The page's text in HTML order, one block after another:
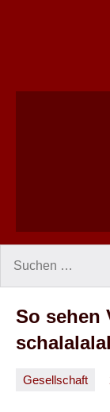
So sehen
Gesellschaft